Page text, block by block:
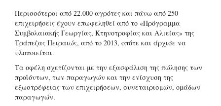
Περισσότεροι από 22.000 αγρότες και πάνω από 250
επιχειρήσεις έχουν επωφεληθεί από το «Πρόγραμμα
Συμβολαιακής Γεωργίας, Κτηνοτροφίας και Αλιείας» της
Τράπεζας Πειραιώς, από το 2013, οπότε και άρχισε να
υλοποιείται.
Τα οφέλη σχετίζονται με την εξασφάλιση της πώλησης των
προϊόντων, των παραγωγών και την ενίσχυση της
εξωστρέφειας των επιχειρήσεων, συνεταιρισμών, ομάδων
παραγωγών.